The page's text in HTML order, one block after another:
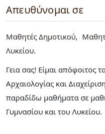
Απευθύνομαι σε
Μαθητές Δημοτικού
Λυκείου
Γεια σας! Είμαι απόφοιτος
Αρχαιολογίας και
παραδίδω μαθήματα σε
Γυμνασίου και του Λυκείου.